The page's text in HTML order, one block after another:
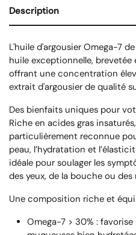
Description
L'huile d'argousier Omega-7 de
huile exceptionnelle,
offrant une concentration
extrait d'argousier de qualité
Des bienfaits uniques pour
Riche en acides gras
particulièrement reconnue
peau, l’hydratation et
idéale pour soulager les
des yeux, de la bouche ou des
Une composition riche et
Omega-7 > 30% : favorise